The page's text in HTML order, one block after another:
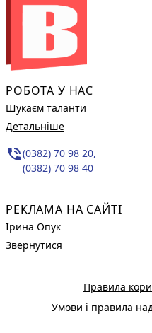
РОБОТА У НАС
Шукаєм таланти
Детальніше
phone_in_talk(0382) 70 98 20,
(0382) 70 98 40
РЕКЛАМА НА САЙТІ
Ірина Опук
Звернутися
Правила
Умови і правила